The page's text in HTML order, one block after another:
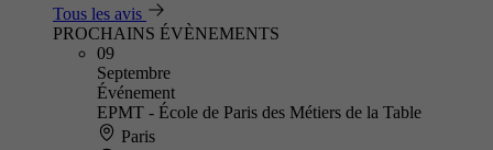
Tous les avis
PROCHAINS ÉVÈNEMENTS
09
Septembre
Événement
EPMT - École de Paris des Métiers de la Table
Paris